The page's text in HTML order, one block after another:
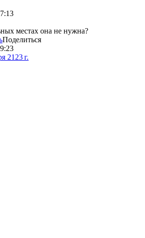
местах она не нужна?
Поделиться
2123 г.